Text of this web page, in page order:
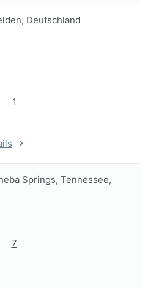
Deutschland
1
Springs, Tennessee,
7